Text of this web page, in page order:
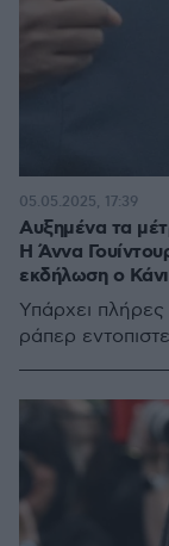
Αυξημένα τα
Η Άννα
εκδήλωση ο
Υπάρχει
ράπερ
05.05.2025, 17:39